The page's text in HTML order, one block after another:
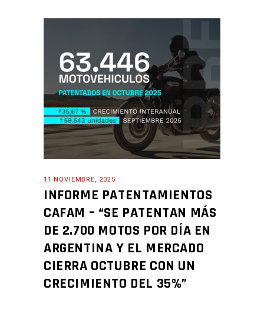
11 NOVIEMBRE, 2025
INFORME PATENTAMIENTOS
CAFAM – “SE PATENTAN MÁS
DE 2.700 MOTOS POR DÍA EN
ARGENTINA Y EL MERCADO
CIERRA OCTUBRE CON UN
CRECIMIENTO DEL 35%”